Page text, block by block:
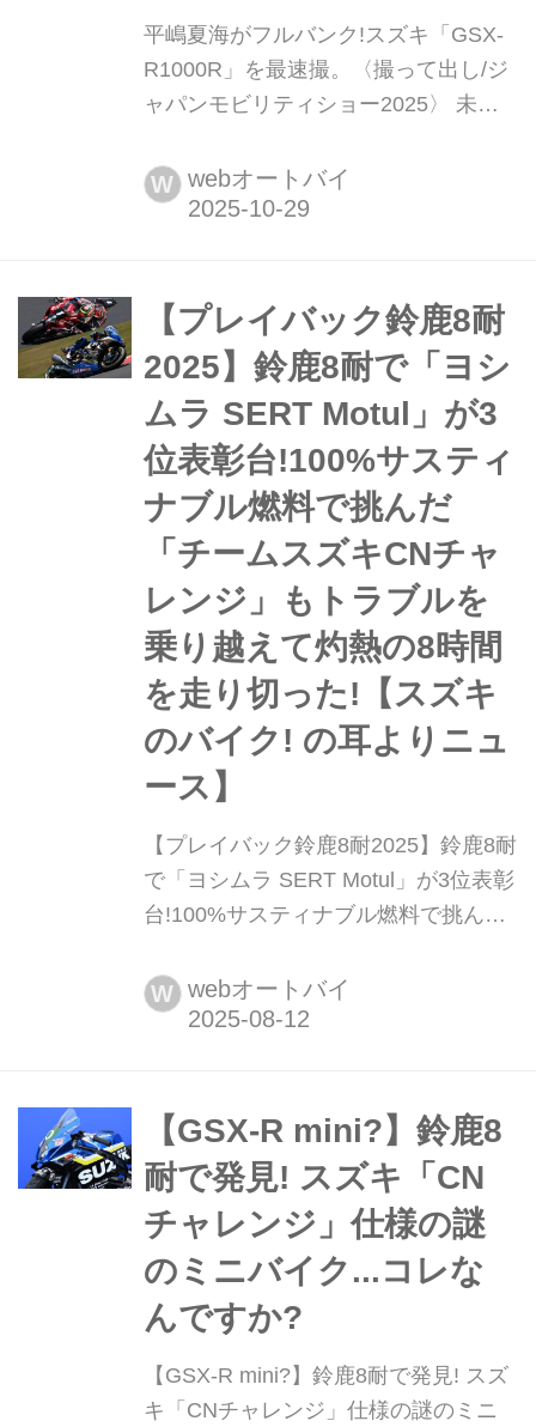
平嶋夏海がフルバンク!スズキ「GSX-
R1000R」を最速撮。〈撮って出し/ジ
ャパンモビリティショー2025〉 未来
モビリティがお披露目されるジャパン
モビリティショーのプレスデーが2025
ます。詳細は追ってご紹介します!!
W webオートバイ
【プレイバック鈴鹿8耐
2025】鈴鹿8耐で「ヨシ
ムラ SERT Motul」が3
位表彰台!100%サスティ
ナブル燃料で挑んだ
「チームスズキCNチャ
レンジ」もトラブルを
乗り越えて灼熱の8時間
を走り切った!【スズキ
のバイク! の耳よりニュ
ース】
【プレイバック鈴鹿8耐2025】鈴鹿8耐
で「ヨシムラ SERT Motul」が3位表彰
台!100%サスティナブル燃料で挑んだ
ラブルを乗り越えて灼熱の8時間を走
り切った!【スズキのバイク! の耳より
「ヨシムラ SERT Motul」と、アクシ
デントを乗り越え33位で完走を果たし
た「チームスズキCNチャレンジ」。
ふたつのスズキチームが見せた誇り高
き挑戦と力強い走りをプレイバック!
W webオートバイ
【GSX-R mini?】鈴鹿8
耐で発見! スズキ「CN
チャレンジ」仕様の謎
のミニバイク...コレな
んですか?
【GSX-R mini?】鈴鹿8耐で発見! スズ
キ「CNチャレンジ」仕様の謎のミニ